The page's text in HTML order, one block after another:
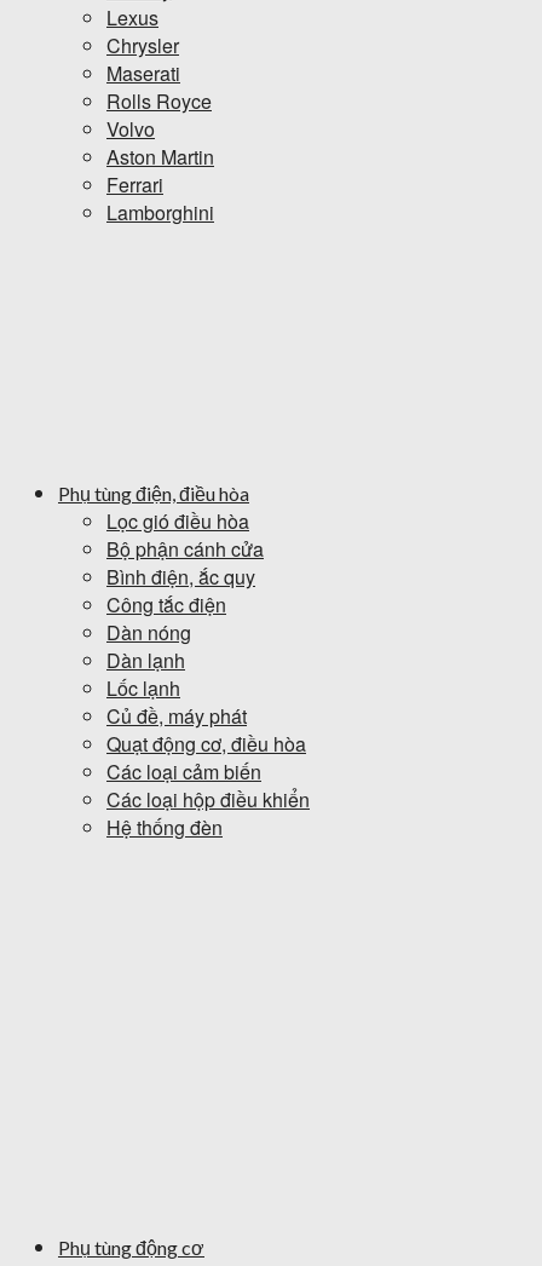
Lexus
Chrysler
Maserati
Rolls Royce
Volvo
Aston Martin
Ferrari
Lamborghini
Phụ tùng điện, điều hòa
Lọc gió điều hòa
Bộ phận cánh cửa
Bình điện, ắc quy
Công tắc điện
Dàn nóng
Dàn lạnh
Lốc lạnh
Củ đề, máy phát
Quạt động cơ, điều hòa
Các loại cảm biến
Các loại hộp điều khiển
Hệ thống đèn
Phụ tùng động cơ